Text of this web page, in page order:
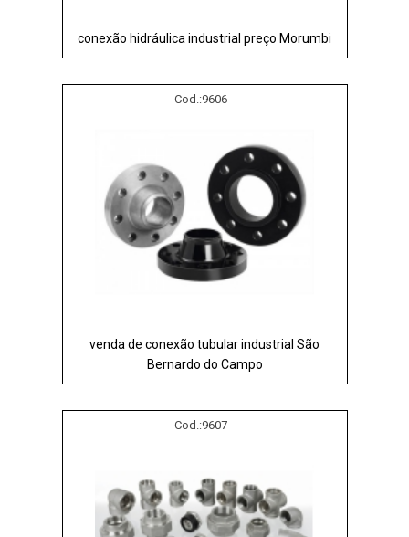
conexão hidráulica industrial preço Morumbi
Cod.:9606
venda de conexão tubular industrial São
Bernardo do Campo
Cod.:9607